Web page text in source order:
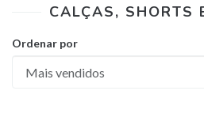
CALÇAS, SHORTS
Ordenar por